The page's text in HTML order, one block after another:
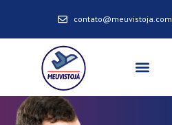
contato@meuvistoja.com